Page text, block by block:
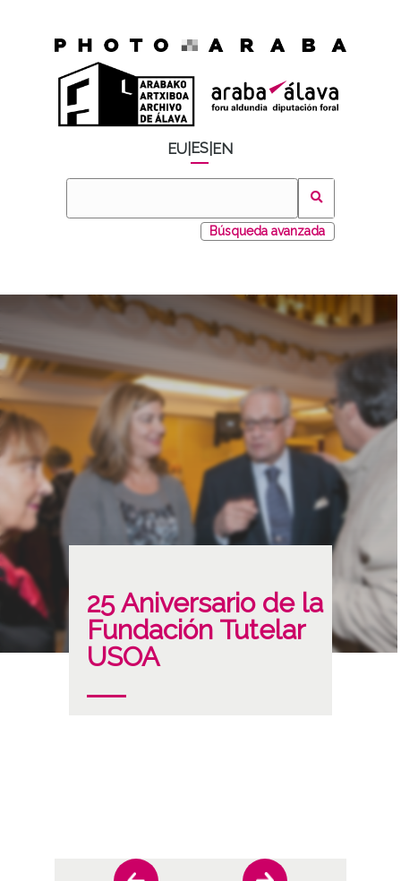
EU ES EN
Búsqueda avanzada
25 Aniversario de la
Fundación Tutelar
USOA